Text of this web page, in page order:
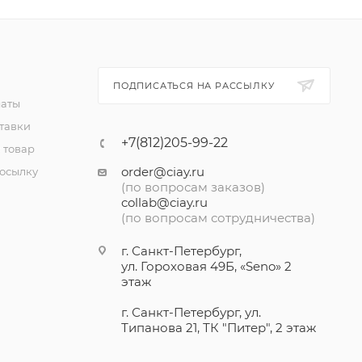
товар
ПОДПИСАТЬСЯ НА РАССЫЛКУ
+7(812)205-99-22
order@ciay.ru
(по вопросам заказов)
collab@ciay.ru
(по вопросам сотрудничества)
г. Санкт-Петербург,
ул. Гороховая 49Б, «Seno» 2
этаж
г. Санкт-Петербург, ул.
Типанова 21, ТК "Питер", 2 этаж